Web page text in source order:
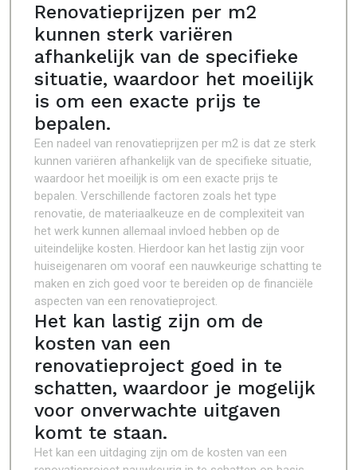
Renovatieprijzen per m2
kunnen sterk variëren
afhankelijk van de specifieke
situatie, waardoor het moeilijk
is om een exacte prijs te
bepalen.
Een nadeel van renovatieprijzen per m2 is dat ze sterk
kunnen variëren afhankelijk van de specifieke situatie,
waardoor het moeilijk is om een exacte prijs te
bepalen. Verschillende factoren zoals het type
renovatie, de materiaalkeuze en de complexiteit van
het werk kunnen allemaal invloed hebben op de
uiteindelijke kosten. Hierdoor kan het lastig zijn voor
huiseigenaren om vooraf een nauwkeurige schatting te
maken en zich goed voor te bereiden op de financiële
aspecten van een renovatieproject.
Het kan lastig zijn om de
kosten van een
renovatieproject goed in te
schatten, waardoor je mogelijk
voor onverwachte uitgaven
komt te staan.
Het kan een uitdaging zijn om de kosten van een